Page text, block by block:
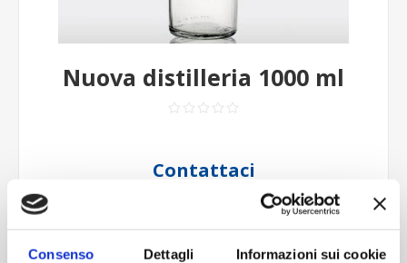
Consenso Dettagli Informazioni sui cookie
Nuova distilleria 1000 ml
Contattaci
Imboccatura:T.vite pp31,5a
Capacità (ml):1000
Peso (gr):495